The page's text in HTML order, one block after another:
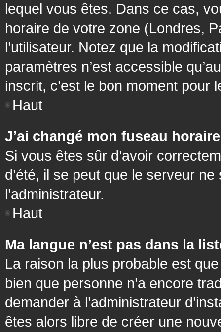
lequel vous êtes. Dans ce cas,
horaire de votre zone (Londres,
l’utilisateur. Notez que la
paramètres n’est accessible
inscrit, c’est le bon moment pour
Haut
J’ai changé mon fuseau
Si vous êtes sûr d’avoir
d’été, il se peut que le serveur
l’administrateur.
Haut
Ma langue n’est pas dans la
La raison la plus probable est
bien que personne n’a encore
demander à l’administrateur
êtes alors libre de créer une